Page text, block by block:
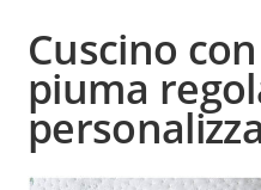
Cuscino
piuma